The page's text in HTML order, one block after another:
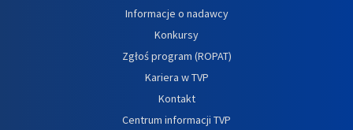
Informacje o nadawcy
Konkursy
Zgłoś program (ROPAT)
Kariera w TVP
Kontakt
Centrum informacji TVP